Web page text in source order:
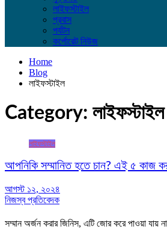
লাইফস্টাইল
প্রবাস
পর্যটন
কর্পোরেট নিউজ
Home
Blog
লাইফস্টাইল
Category: লাইফস্টাইল
লাইফস্টাইল
আপনিকি সম্মানিত হতে চান? এই ৫ কাজ
আগস্ট ১২, ২০২৪
নিজস্ব প্রতিবেদক
সম্মান অর্জন করার জিনিস, এটি জোর করে পাওয়া যায়